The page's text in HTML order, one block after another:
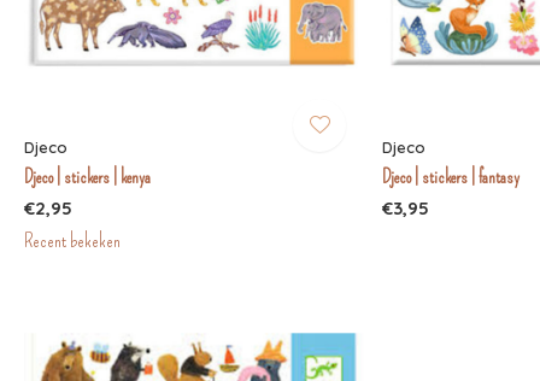
Djeco
Djeco | stickers | kenya
€2,95
Djeco
Djeco | stickers | fantasy
€3,95
Recent bekeken